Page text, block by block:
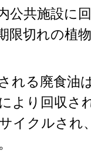
公共施設に
限切れの植
れる廃食油
より回収さ
イクルされ